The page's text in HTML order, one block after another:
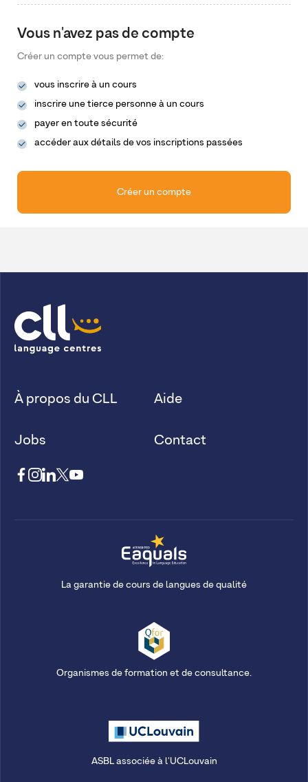
Vous n'avez pas de compte
Créer un compte vous permet de:
vous inscrire à un cours
inscrire une tierce personne à un cours
payer en toute sécurité
accéder aux détails de vos inscriptions passées
Créer un compte
À propos du CLL
Jobs
Aide
Contact
La garantie de cours de langues de qualité
Organismes de formation et de consultance.
ASBL associée à l'UCLouvain